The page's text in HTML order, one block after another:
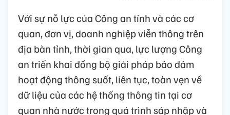
Với sự nỗ lực của Công an tỉnh và các cơ
quan, đơn vị, doanh nghiệp viễn thông trên
địa bàn tỉnh, thời gian qua, lực lượng Công
an triển khai đồng bộ giải pháp bảo đảm
hoạt động thông suốt, liên tục, toàn vẹn về
dữ liệu của các hệ thống thông tin tại cơ
quan nhà nước trong quá trình sáp nhập và